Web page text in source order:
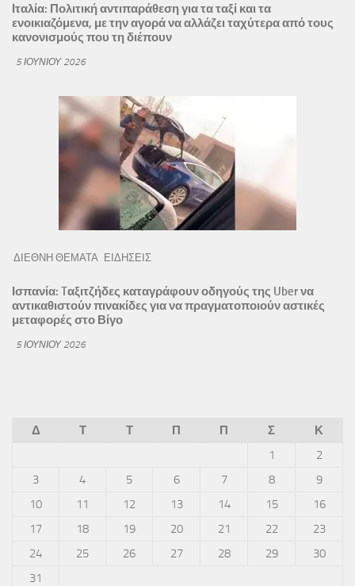
Ιταλία: Πολιτική αντιπαράθεση για τα ταξί και τα
ενοικιαζόμενα, με την αγορά να αλλάζει ταχύτερα από τους
κανονισμούς που τη διέπουν
5 ΙΟΥΝΊΟΥ 2026
ΔΙΕΘΝΗ ΘΕΜΑΤΑ ΕΙΔΗΣΕΙΣ
Ισπανία: Tαξιτζήδες καταγράφουν οδηγούς της Uber να
αντικαθιστούν πινακίδες για να πραγματοποιούν αστικές
μεταφορές στο Βίγο
5 ΙΟΥΝΊΟΥ 2026
Δ Τ Τ Π Π Σ
Κ
1
2
3
4 5 6 7 8
9
10
11 12 13 14 15
16
17
18 19 20 21 22
23
24
25 26 27 28 29
30
31